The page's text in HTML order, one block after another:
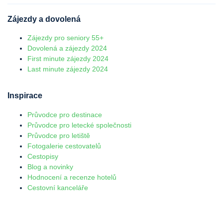
Zájezdy a dovolená
Zájezdy pro seniory 55+
Dovolená a zájezdy 2024
First minute zájezdy 2024
Last minute zájezdy 2024
Inspirace
Průvodce pro destinace
Průvodce pro letecké společnosti
Průvodce pro letiště
Fotogalerie cestovatelů
Cestopisy
Blog a novinky
Hodnocení a recenze hotelů
Cestovní kanceláře